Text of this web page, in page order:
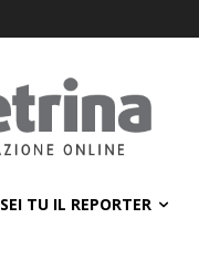
SEI TU IL REPORTER